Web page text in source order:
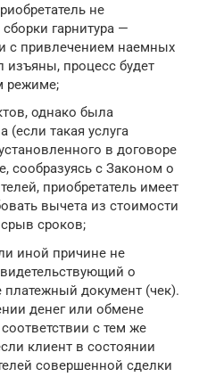
не
гарнитура —
с привлечением наемных
изъяны, процесс будет
режиме;
однако была
(если такая услуга
в договоре
сообразуясь с Законом о
приобретатель имеет
вычета из стоимости
сроков;
иной причине не
о
документ (чек).
денег или обмене
с тем же
клиент в состоянии
совершенной сделки